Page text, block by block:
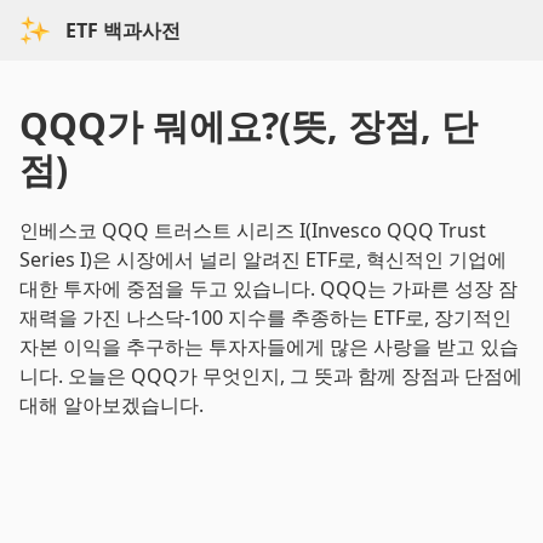
ETF 백과사전
QQQ가 뭐에요?(뜻, 장점, 단
점)
인베스코 QQQ 트러스트 시리즈 I(Invesco QQQ Trust
Series I)은 시장에서 널리 알려진 ETF로, 혁신적인 기업에
대한 투자에 중점을 두고 있습니다. QQQ는 가파른 성장 잠
재력을 가진 나스닥-100 지수를 추종하는 ETF로, 장기적인
자본 이익을 추구하는 투자자들에게 많은 사랑을 받고 있습
니다. 오늘은 QQQ가 무엇인지, 그 뜻과 함께 장점과 단점에
대해 알아보겠습니다.